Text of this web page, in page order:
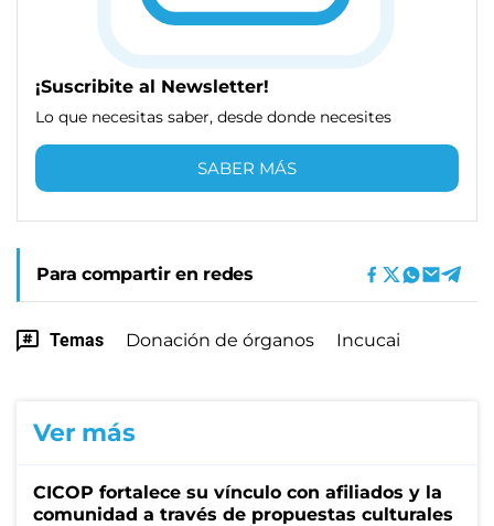
¡Suscribite al Newsletter!
Lo que necesitas saber, desde donde necesites
SABER MÁS
Para compartir en redes
Temas Donación de órganos Incucai
Ver más
CICOP fortalece su vínculo con afiliados y la
comunidad a través de propuestas culturales